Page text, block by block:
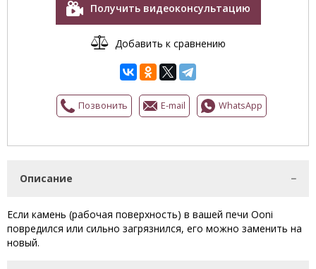
Получить видеоконсультацию
Добавить к сравнению
Позвонить E-mail WhatsApp
Описание
Если камень (рабочая поверхность) в вашей печи Ooni
повредился или сильно загрязнился, его можно заменить на
новый.